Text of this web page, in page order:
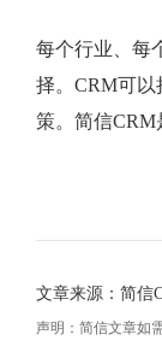
每个行业、每
择。CRM可
策。简信
文章来源：简信
声明：简信文章如